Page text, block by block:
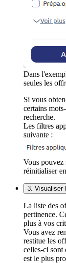
Dans
seules les
Si vous
certains
recherche.
Les filtres
suivante :
Vous pouvez
réinitialiser
3. Visualiser
La liste des
pertinence.
plus à vos
Vous avez
restitue les
celles-ci sont
est le plus